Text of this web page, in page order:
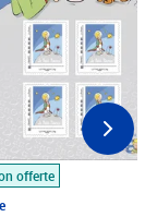
offerte